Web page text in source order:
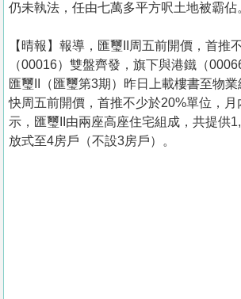
仍未執法，任由七萬多平方呎土地被霸佔
【晴報】報導，匯璽II周五前開價，首推
（00016）雙盤齊發，旗下與港鐵（
匯璽II（匯璽第3期）昨日上載樓書至物
快周五前開價，首推不少於20%單位，
示，匯璽II由兩座高座住宅組成，共提供
放式至4房戶（不設3房戶）。